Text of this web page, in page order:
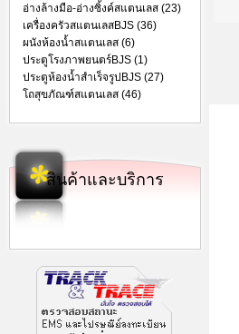
อ่างล้างมือ-อ่างซิ้งค์สแตนเลส (23)
เครื่องครัวสแตนเลสBJS (36)
ผนังห้องน้ำสแตนเลส (6)
ประตูโรงภาพยนตร์BJS (1)
ประตูห้องน้ำสำเร็จรูปBJS (27)
โถสุขภัณฑ์สแตนเลส (46)
สินค้าและบริการ